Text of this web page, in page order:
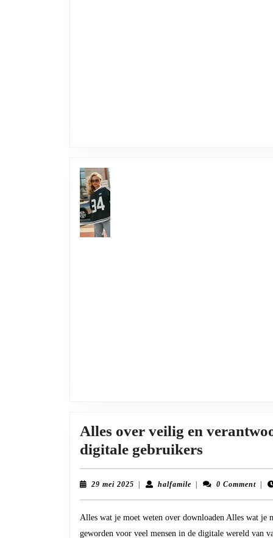
Alles over veilig en
digitale gebruikers
over
veilig
en
29 mei 2025 29
halfamile halfamile0 Comment
Alles wat je moet weten over downloaden Alles wat je
geworden voor veel mensen in de digitale wereld van